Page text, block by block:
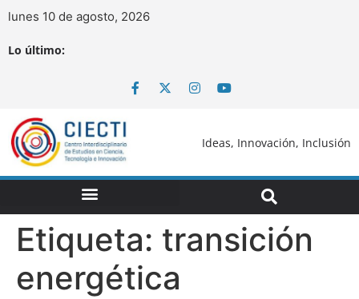
lunes 10 de agosto, 2026
Lo último:
Ideas, Innovación, Inclusión
Etiqueta: transición
energética